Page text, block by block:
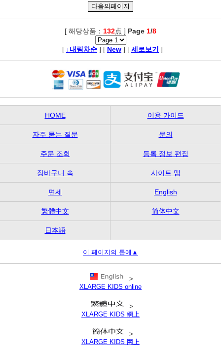
[ 해당상품： 132点 ] Page 1/8
[ ↓내림차순 ] [ New ] [ 세로보기 ]
HOME 이용 가이드
자주 묻는 질문 문의
주문 조회 등록 정보 편집
장바구니 속 사이트 맵
면세 English
繁體中文 简体中文
日本語
이 페이지의 톱에▲
>
XLARGE KIDS online
>
XLARGE KIDS 網上
>
XLARGE KIDS 网上